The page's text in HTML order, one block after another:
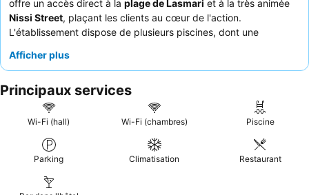
offre un accès direct à la plage de Lasmari et à la très animée
Nissi Street, plaçant les clients au cœur de l'action.
L'établissement dispose de plusieurs piscines, dont une
plage avec des chaises longues confortables. Les clients
formuletout comprisest mise en avant pour ses offres
complètes et délicieuses, en particulier le petit-déjeuner buffet
varié. Pour un séjour vraiment amélioré, pensez à réserver une
supplémentaire.
Afficher plus
Principaux services
Wi-Fi (hall) Wi-Fi (chambres) Piscine
Parking Climatisation Restaurant